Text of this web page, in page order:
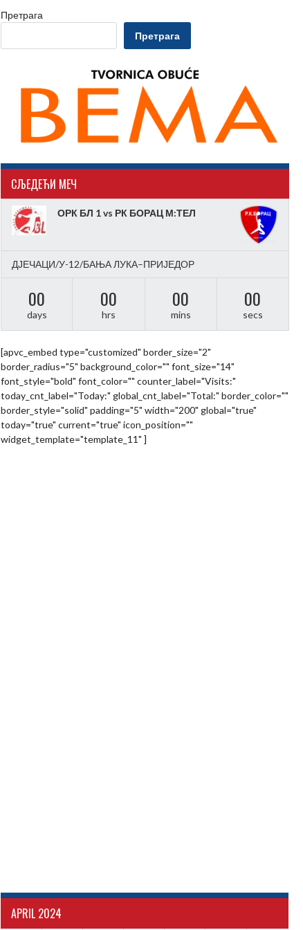
Претрага
Претрага
CЉЕДЕЋИ МЕЧ
ОРК БЛ 1 vs РК БОРАЦ М:ТЕЛ
ДЈЕЧАЦИ/У-12/БАЊА ЛУКА–ПРИЈЕДОР
00
days
00
hrs
00
mins
00
secs
[apvc_embed type="customized" border_size="2"
border_radius="5" background_color="" font_size="14"
font_style="bold" font_color="" counter_label="Visits:"
today_cnt_label="Today:" global_cnt_label="Total:" border_color=""
border_style="solid" padding="5" width="200" global="true"
today="true" current="true" icon_position=""
widget_template="template_11" ]
APRIL 2024